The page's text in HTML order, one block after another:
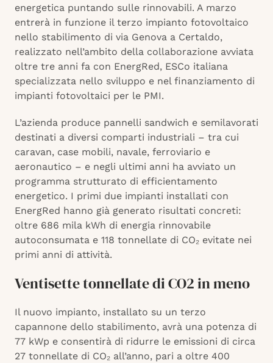
energetica puntando sulle rinnovabili. A marzo
entrerà in funzione il terzo impianto fotovoltaico
nello stabilimento di via Genova a Certaldo,
realizzato nell’ambito della collaborazione avviata
oltre tre anni fa con EnergRed, ESCo italiana
specializzata nello sviluppo e nel finanziamento di
impianti fotovoltaici per le PMI.
L’azienda produce pannelli sandwich e semilavorati
destinati a diversi comparti industriali – tra cui
caravan, case mobili, navale, ferroviario e
aeronautico – e negli ultimi anni ha avviato un
programma strutturato di efficientamento
energetico. I primi due impianti installati con
EnergRed hanno già generato risultati concreti:
oltre 686 mila kWh di energia rinnovabile
autoconsumata e 118 tonnellate di CO₂ evitate nei
primi anni di attività.
Ventisette tonnellate di CO2 in meno
Il nuovo impianto, installato su un terzo
capannone dello stabilimento, avrà una potenza di
77 kWp e consentirà di ridurre le emissioni di circa
27 tonnellate di CO₂ all’anno, pari a oltre 400